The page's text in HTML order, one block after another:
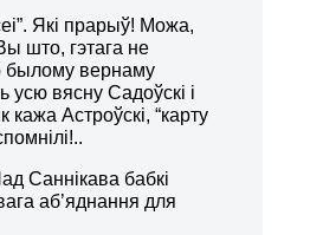
Які прарыў! Можа,
што, гэтага не
былому вернаму
усю вясну Садоўскі і
кажа Астроўскі, “карту
Саннікава бабкі
аб’яднання для